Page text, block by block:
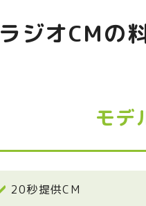
ラジオCMの
モデ
20秒提供CM